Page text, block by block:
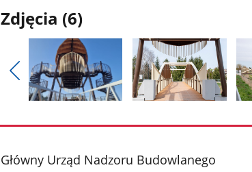
Zdjęcia (6)
Pokaż
poprzednie
galerii.
galerii.
stopka
Główny Urząd Nadzoru Budowlanego